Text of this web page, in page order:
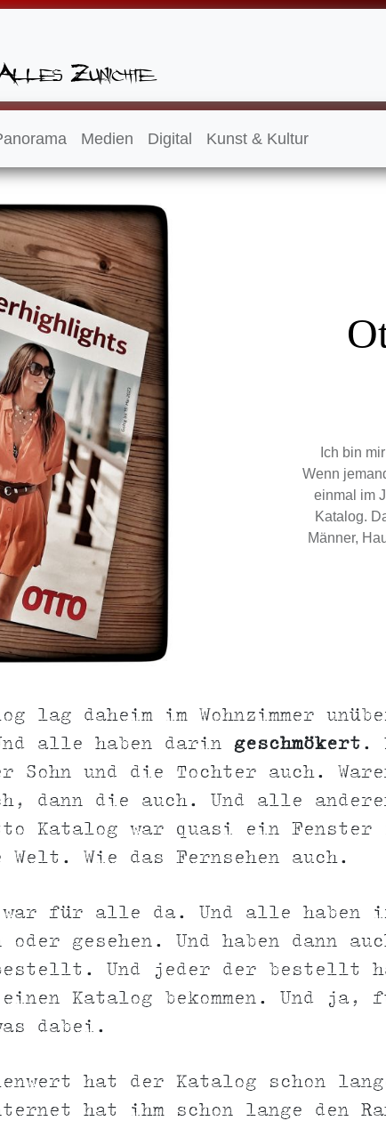
Medien Digital Kunst & Kultur
Ich bin
Wenn
einmal im
Katalog.
Männer,
lag daheim im Wohnzimmer
alle haben darin geschmökert .
Sohn und die Tochter auch.
dann die auch. Und alle
Katalog war quasi ein
Wie das Fernsehen auch.
war für alle da. Und alle haben
oder gesehen. Und haben dann
Und jeder der bestellt
Katalog bekommen. Und ja,
dabei.
hat der Katalog schon
hat ihm schon lange den